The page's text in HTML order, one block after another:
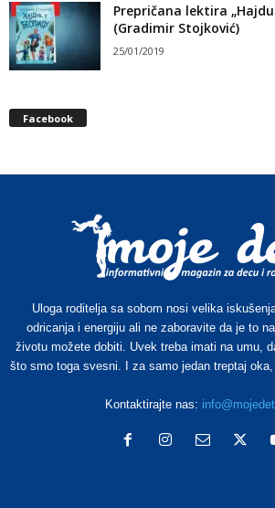
Prepričana lektira
(Gradimir Stojković)
25/01/2019
Facebook
Uloga roditelja sa sobom nosi velika
odricanja i energiju ali ne zaboravite da je to
životu možete dobiti. Uvek treba imati na umu,
što smo toga svesni. I za samo jedan treptaj
Kontaktirajte nas: